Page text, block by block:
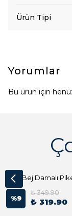
Ürün Tipi
Yorumlar
Bu ürün için
Açık Bej Damalı
%9
₺ 349.90
₺ 319.90